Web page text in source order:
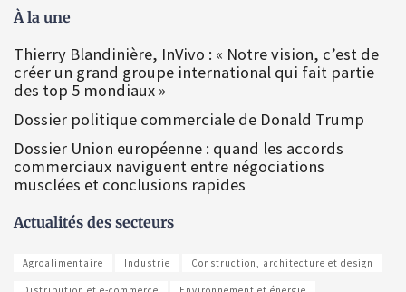
À la une
Thierry Blandinière, InVivo : « Notre vision, c’est de
créer un grand groupe international qui fait partie
des top 5 mondiaux »
Dossier politique commerciale de Donald Trump
Dossier Union européenne : quand les accords
commerciaux naviguent entre négociations
musclées et conclusions rapides
Actualités des secteurs
Agroalimentaire Industrie Construction, architecture et design